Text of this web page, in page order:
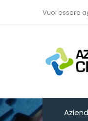
Vuoi essere